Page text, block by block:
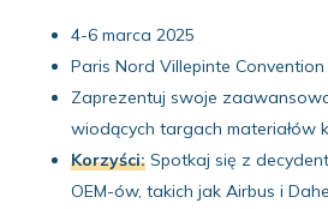
4-6 marca 2025
Paris Nord Villepinte Convention
Zaprezentuj swoje
wiodących targach materiałów
Korzyści:Spotkaj się z
OEM-ów, takich jak Airbus i